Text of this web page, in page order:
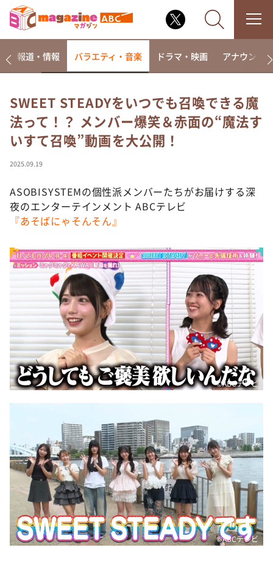
なるみ・岡村の過ぎるTV
相席食堂
これ余談なんですけど・・・
て真剣です
探偵！ナイトスクープ
news おかえり
河合＆A.B.C-Z塚田×福井アナ「なんでやねん！？」
（news おかえり）
DAIGOも台所 ～きょうの献立 何にする？～
本日はダイアンなり！シーズン２
朝だ！生です旅サラダ
教えて！ニュースライブ 正義のミカタ
ＬＩＦＥ～夢のカタチ～
新婚さんいらっしゃい！
ポツンと一軒家
ザキ山小屋本館
ぺこぱのまるスポ
アナ回覧板
報道・情報 バラエティ・音楽 ドラマ・映画 アナウンサー
SWEET STEADYをいつでも召喚できる魔
法って！？ メンバー爆笑＆赤面の“魔法す
いすて召喚”動画を大公開！
2025.09.19
ASOBISYSTEMの個性派メンバーたちがお届けする深
夜のエンターテインメント ABCテレビ
『あそばにゃそんそん』
©ABCテレビ
©ABCテレビ